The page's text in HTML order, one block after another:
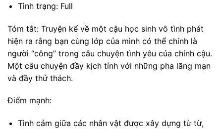
Tình trạng: Full
Tóm tắt: Truyện kể về một cậu học sinh vô tình phát
hiện ra rằng bạn cùng lớp của mình có thể chính là
người “công” trong câu chuyện tình yêu của chính cậu.
Một câu chuyện đầy kịch tính với những pha lãng mạn
và đầy thử thách.
Điểm mạnh:
Tình cảm giữa các nhân vật được xây dựng từ từ,